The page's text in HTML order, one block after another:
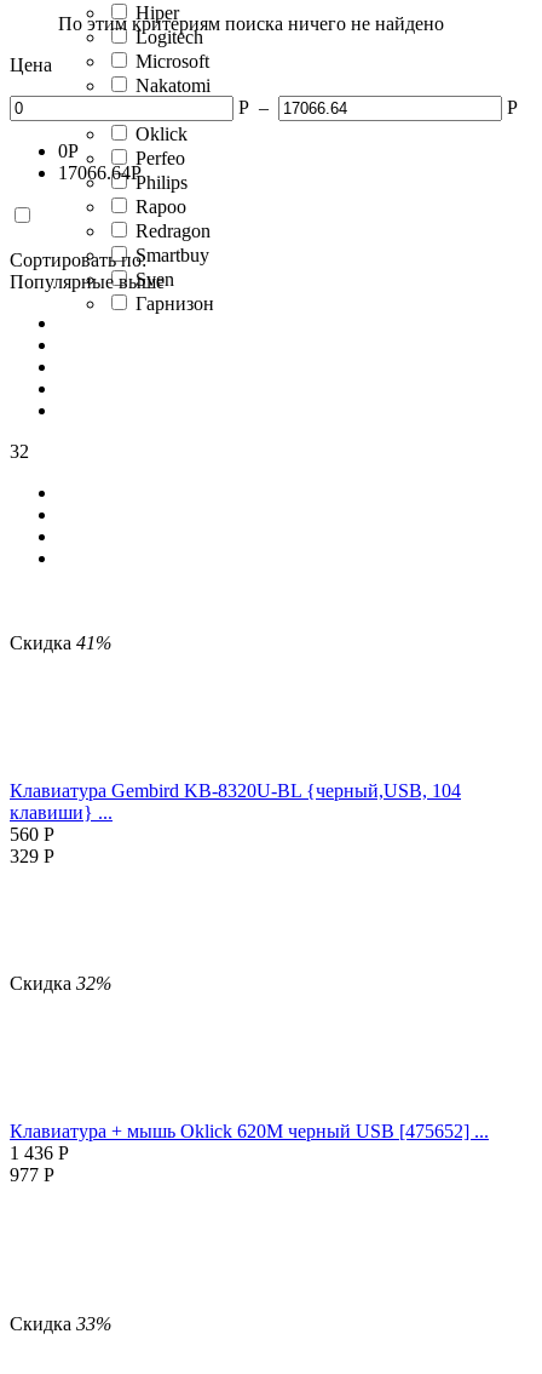
Hiper
Logitech
Microsoft
Nakatomi
Oklick
Perfeo
Philips
Rapoo
Redragon
Smartbuy
Sven
Гарнизон
По этим критериям поиска ничего не найдено
Цена
Р – Р
0Р
17066.64Р
Сортировать по:
Популярные выше
32
Скидка 41%
Клавиатура Gembird KB-8320U-BL {черный,USB, 104
клавиши} ...
560 Р
329 Р
Скидка 32%
Клавиатура + мышь Oklick 620M черный USB [475652] ...
1 436 Р
977 Р
Скидка 33%